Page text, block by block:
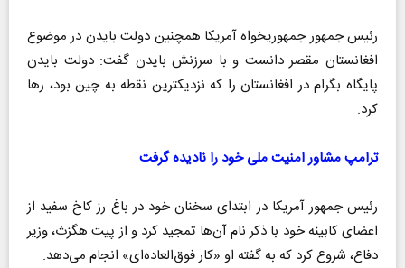
رئیس جمهور جمهوریخواه آمریکا همچنین دولت بایدن در موضوع
افغانستان مقصر دانست و با سرزنش بایدن گفت: دولت بایدن
پایگاه بگرام در افغانستان را که نزدیکترین نقطه به چین بود، رها
کرد.
ترامپ مشاور امنیت ملی خود را نادیده گرفت
رئیس جمهور آمریکا در ابتدای سخنان خود در باغ رز کاخ سفید از
اعضای کابینه خود با ذکر نام آن‌ها تمجید کرد و از پیت هگزث، وزیر
دفاع، شروع کرد که به گفته او «کار فوق‌العاده‌ای» انجام می‌دهد.